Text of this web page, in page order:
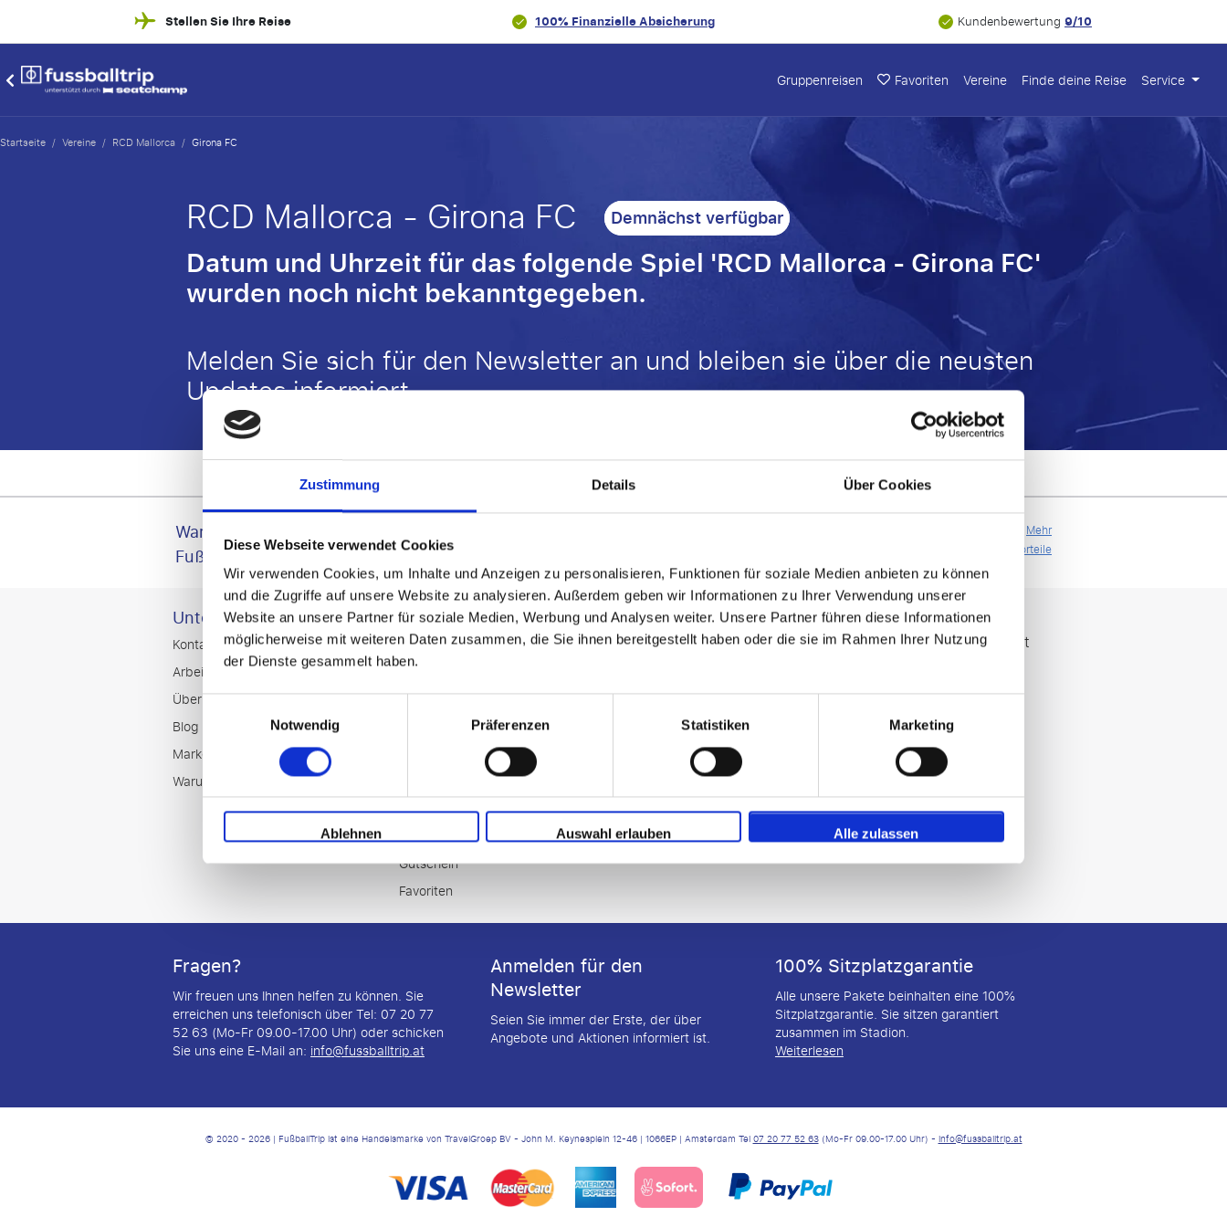
Zustimmung Details Über Cookies
Diese Webseite verwendet Cookies
Wir verwenden Cookies, um Inhalte und Anzeigen zu personalisieren, Funktionen für soziale Medien anbieten zu können
und die Zugriffe auf unsere Website zu analysieren. Außerdem geben wir Informationen zu Ihrer Verwendung unserer
Website an unsere Partner für soziale Medien, Werbung und Analysen weiter. Unsere Partner führen diese Informationen
möglicherweise mit weiteren Daten zusammen, die Sie ihnen bereitgestellt haben oder die sie im Rahmen Ihrer Nutzung
der Dienste gesammelt haben.
Notwendig
Präferenzen Statistiken Marketing
Ablehnen Auswahl erlauben Alle zulassen
Stellen Sie Ihre Reise 100% Finanzielle Absicherung Kundenbewertung 9/10
Gruppenreisen Favoriten Vereine Finde deine Reise Service
Startseite / Vereine / RCD Mallorca / Girona FC
RCD Mallorca - Girona FC Demnächst verfügbar
Datum und Uhrzeit für das folgende Spiel 'RCD Mallorca - Girona FC'
wurden noch nicht bekanntgegeben.
Melden Sie sich für den Newsletter an und bleiben sie über die neusten
Updates informiert
Warum
FußballTrip?
Stadion.
Mehr
Vorteile
Unternehmensinfo
Kontakt
Arbeiten
Über
Blog
Marketing und Partnerschaften
Warum uns wählen
Kundendienst
Erfahren Sie mehr 50% raten
Allgemeine
Geschäftsbedingungen
Buchung und Bezahlung
Datenschutz und Sicherheit
Häufig gestellte Fragen
Gruppenreisen
Verisign secured
Gutschein
Favoriten
Beliebte Ziele
Fußballreisen FC Barcelona
Fußballreisen Chelsea FC
Fußballreisen Manchester City
Fußballreisen AC Milan
Fußballreisen Real Madrid
FussballTrip.at unterstützt
Fragen?
Wir freuen uns Ihnen helfen zu können. Sie
erreichen uns telefonisch über Tel: 07 20 77
52 63 (Mo-Fr 09.00-17.00 Uhr) oder schicken
Sie uns eine E-Mail an: info@fussballtrip.at
Anmelden für den
Newsletter
Seien Sie immer der Erste, der über
Angebote und Aktionen informiert ist.
100% Sitzplatzgarantie
Alle unsere Pakete beinhalten eine 100%
Sitzplatzgarantie. Sie sitzen garantiert
zusammen im Stadion.
Weiterlesen
© 2020 - 2026 | FußballTrip ist eine Handelsmarke von TravelGroep BV - John M. Keynesplein 12-46 | 1066EP | Amsterdam Tel07 20 77 52 63(Mo-Fr 09.00-17.00 Uhr) -info@fussballtrip.at